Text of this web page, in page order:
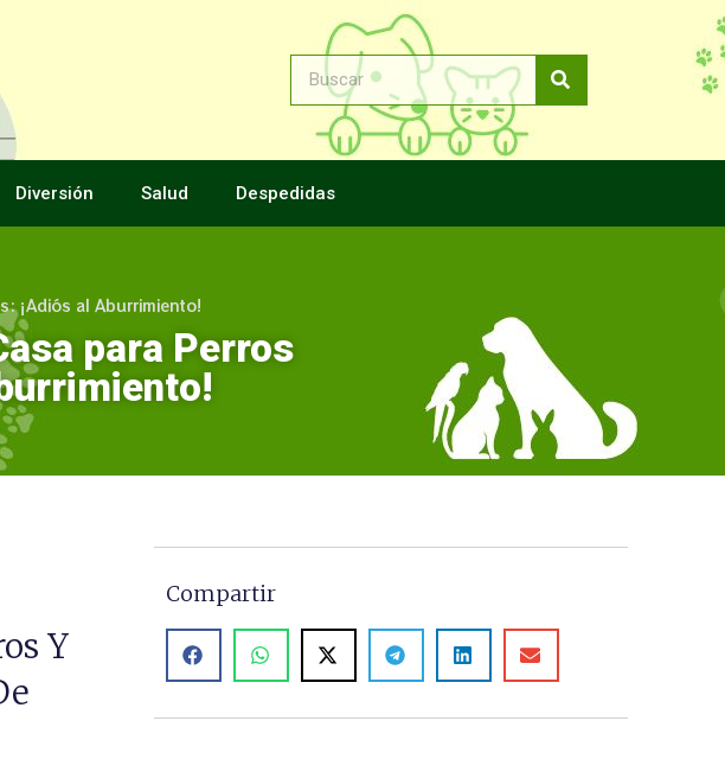
Diversión Salud Despedidas
¡Adiós al Aburrimiento!
para Perros
Y
Compartir